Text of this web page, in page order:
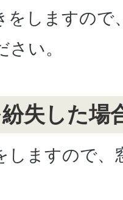
をしますので
い。
失した場
しますので、